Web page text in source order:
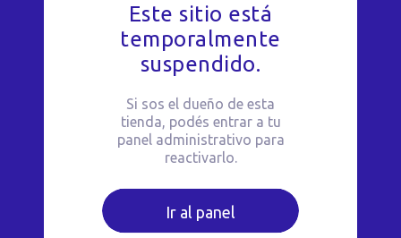
Este sitio está
temporalmente
suspendido.
Si sos el dueño de esta
tienda, podés entrar a tu
panel administrativo para
reactivarlo.
Ir al panel